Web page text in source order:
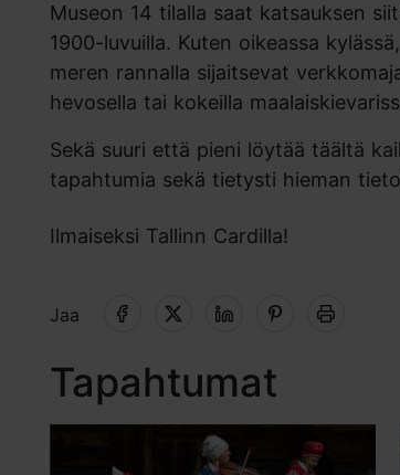
Museon 14 tilalla saat katsauksen
1900-luvuilla. Kuten oikeassa
meren rannalla sijaitsevat
hevosella tai kokeilla
Sekä suuri että pieni löytää täältä
tapahtumia sekä tietysti hieman
Ilmaiseksi Tallinn Cardilla!
Jaa
Tapahtumat